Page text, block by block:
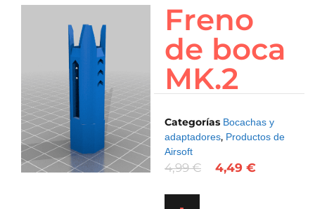
Freno
de boca
MK.2
Categorías Bocachas y
adaptadores, Productos de
Airsoft
4,99€ 4,49 €